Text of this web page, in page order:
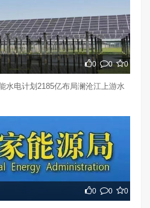
0 0 0
水电计划2185亿布局澜沧江上游水
0 0 0